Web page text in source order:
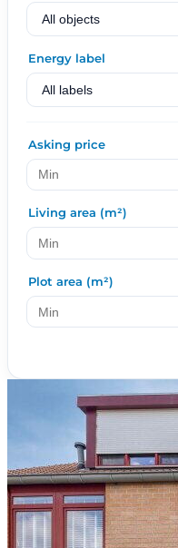
Energy label
Asking price
Living area (m²)
Plot area (m²)